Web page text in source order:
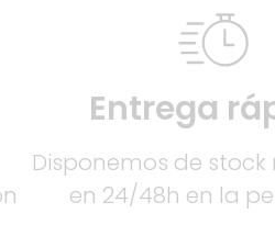
Entrega
Disponemos de stock
en 24/48h en la